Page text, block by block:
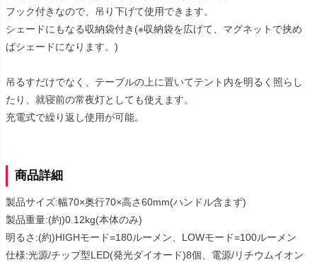
フック付きなので、吊り下げて使用できます。
シェードにもなる収納袋付き(※収納袋を広げて、マグネットで挟め
ばシェードになります。)
吊るすだけでなく、テーブルの上に置いてテント内を明るく照らし
たり、就寝前の常夜灯としても使えます。
充電式で繰り返し使用が可能。
商品詳細
製品サイズ:幅70×奥行70×高さ60mm(ハンドル含まず)
製品重量:(約)0.12kg(本体のみ)
明るさ:(約)HIGHモード=180ルーメン、LOWモード=100ルーメン
仕様:光源/チップ型LED(発光ダイオード)8個、電源/リチウムイオン